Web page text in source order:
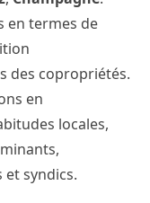
en termes de
des copropriétés.
en
locales,
et syndics.